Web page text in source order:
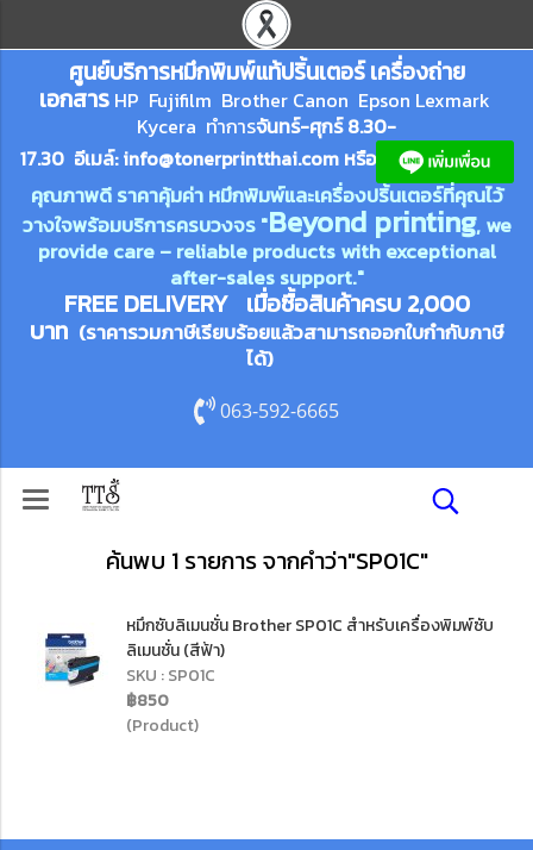
ศูนย์บริการหมึกพิมพ์แท้ปริ้นเตอร์ เครื่องถ่าย
เอกสาร HP Fujifilm Brother Canon Epson Lexmark
Kycera ทำการจันทร์-ศุกร์ 8.30-
17.30 อีเมล์:info@tonerprintthai.com หรือ
คุณภาพดี ราคาคุ้มค่า หมึกพิมพ์และเครื่องปริ้นเตอร์ที่คุณไว้
วางใจพร้อมบริการครบวงจร "Beyond printing, we
provide care – reliable products with exceptional
after-sales support."
FREE DELIVERY เมื่อซื้อสินค้าครบ 2,000
บาท (ราคารวมภาษีเรียบร้อยแล้วสามารถออกใบกำกับภาษี
ได้)
063-592-6665
ค้นพบ 1 รายการ จากคำว่า"SP01C"
หมึกซับลิเมนชั่น Brother SP01C สำหรับเครื่องพิมพ์ซับ
ลิเมนชั่น (สีฟ้า)
SKU : SP01C
฿850
(Product)